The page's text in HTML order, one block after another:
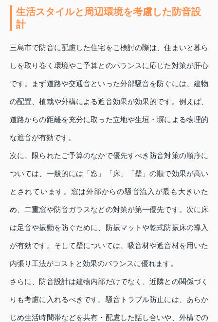
生活スタイルと周辺環境を考慮した防音設
計
三島市で防音に配慮した住宅をご検討の際は、住まいと暮ら
しを取り巻く環境やご予算とのバランスに応じた対策が肝心
です。まず道路や交通音といった外部騒音を防ぐには、建物
の配置、植栽や外構による遮音効果が効果的です。例えば、
道路からの距離を充分に取った立地や生垣・塀による物理的
な遮音が有効です。
次に、限られたご予算のなかで優先すべき防音対策の順序に
ついては、一般的には「窓」「床」「壁」の順で効果が高い
とされています。窓は外部からの騒音流入が最も大きいた
め、二重窓や防音ガラスなどの対策が第一優先です。次に床
は足音や振動を防ぐために、防振マットや乾式防振床の導入
が有効です。そして壁については、吸音材や遮音材を用いた
内張り工法がコストと効果のバランスに優れます。
さらに、防音設計は建物内部だけでなく、近隣との関係づく
りも考慮に入れるべきです。騒音トラブル防止には、あらか
じめ生活時間帯などを共有・配慮した話し合いや、外構での